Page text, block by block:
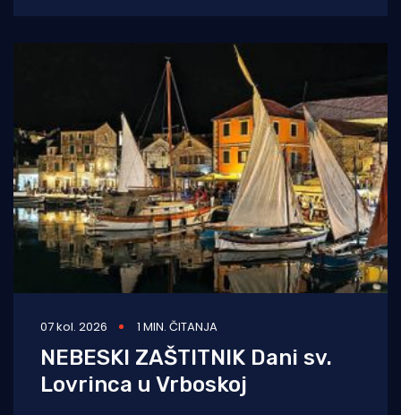
07 kol. 2026 1 MIN. ČITANJA
NEBESKI ZAŠTITNIK Dani sv.
Lovrinca u Vrboskoj